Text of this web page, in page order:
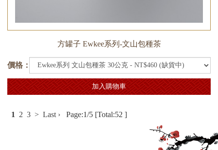
方罐子 Ewkee系列-文山包種茶
價格：
加入購物車
1 2 3 > Last › Page:1/5 [Total:52 ]